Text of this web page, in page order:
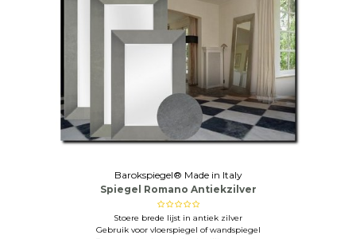
Barokspiegel® Made in Italy
Spiegel Romano Antiekzilver
Stoere brede lijst in antiek zilver
Gebruik voor vloerspiegel of wandspiegel